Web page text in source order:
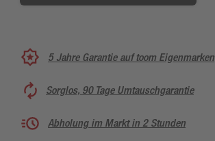
5 Jahre Garantie auf toom Eigenmarken
Sorglos, 90 Tage Umtauschgarantie
Abholung im Markt in 2 Stunden